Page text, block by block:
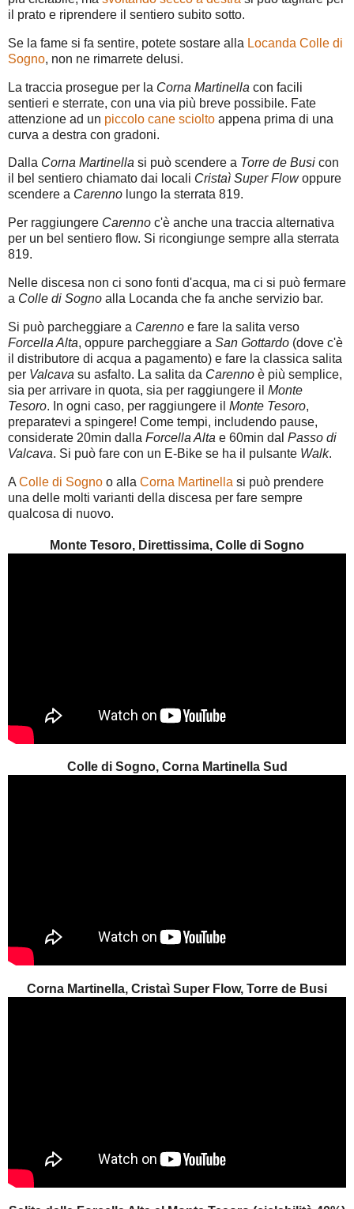
il prato e riprendere il sentiero subito sotto.
Se la fame si fa sentire, potete sostare alla Locanda Colle di
Sogno, non ne rimarrete delusi.
La traccia prosegue per la Corna Martinella con facili
sentieri e sterrate, con una via più breve possibile. Fate
attenzione ad un piccolo cane sciolto appena prima di una
curva a destra con gradoni.
Dalla Corna Martinella si può scendere a Torre de Busi con
il bel sentiero chiamato dai locali Cristaì Super Flowoppure
scendere a Carenno lungo la sterrata 819.
Per raggiungere Carenno c'è anche una traccia alternativa
per un bel sentiero flow. Si ricongiunge sempre alla sterrata
819.
Nelle discesa non ci sono fonti d'acqua, ma ci si può fermare
a Colle di Sogno alla Locanda che fa anche servizio bar.
Si può parcheggiare a Carenno e fare la salita verso
Forcella Alta, oppure parcheggiare a San Gottardo (dove c'è
il distributore di acqua a pagamento) e fare la classica salita
per Valcava su asfalto. La salita da Carenno è più semplice,
sia per arrivare in quota, sia per raggiungere il Monte
Tesoro. In ogni caso, per raggiungere il Monte Tesoro,
preparatevi a spingere! Come tempi, includendo pause,
considerate 20min dalla Forcella Alta e 60min dal Passo di
Valcava. Si può fare con un E-Bike se ha il pulsante Walk.
A Colle di Sogno o alla Corna Martinella si può prendere
una delle molti varianti della discesa per fare sempre
qualcosa di nuovo.
Monte Tesoro, Direttissima, Colle di Sogno
Colle di Sogno, Corna Martinella Sud
Corna Martinella, Cristaì Super Flow, Torre de Busi